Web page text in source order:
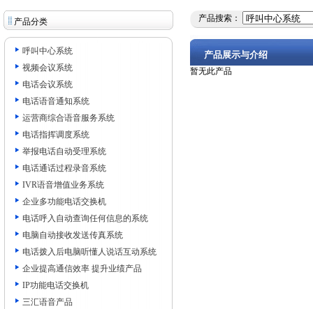
产品分类
呼叫中心系统
视频会议系统
电话会议系统
电话语音通知系统
运营商综合语音服务系统
电话指挥调度系统
举报电话自动受理系统
电话通话过程录音系统
IVR语音增值业务系统
企业多功能电话交换机
电话呼入自动查询任何信息的系统
电脑自动接收发送传真系统
电话拨入后电脑听懂人说话互动系统
企业提高通信效率 提升业绩产品
IP功能电话交换机
三汇语音产品
产品搜索：
产品展示与介绍
暂无此产品